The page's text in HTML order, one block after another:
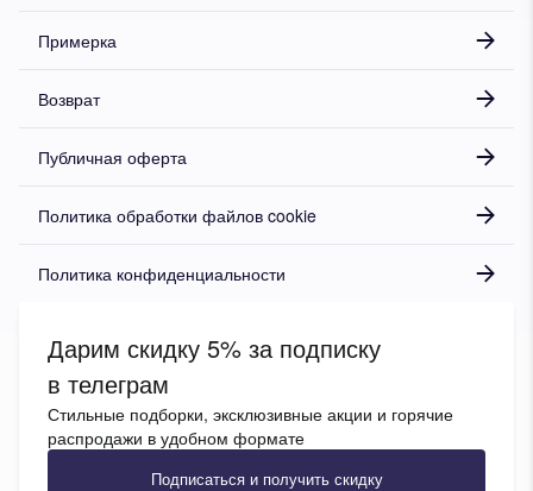
Примерка
Возврат
Публичная оферта
Политика обработки файлов cookie
Политика конфиденциальности
Дарим скидку 5% за подписку
в телеграм
Стильные подборки, эксклюзивные акции и горячие
распродажи в удобном формате
Подписаться и получить скидку